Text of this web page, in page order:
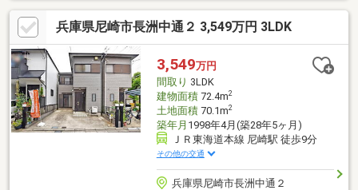
換・白蟻点検他■□■周辺環境■□■マクドナルド 2号線尼崎店まで徒
歩１２分大物公園まで徒歩１４分サンディ 尼崎長洲店まで徒歩４
分スーパーマルハチ 金楽寺店まで徒歩１０分業務スーパー 尼崎杭
瀬店まで徒歩１２分ローソン 尼崎長洲西通二丁目店まで徒歩７分
◇清和小学校まで徒歩６分◇小田中学校まで徒歩６分
兵庫県尼崎市長洲中通２ 3,549万円 3LDK
3,549万円
間取り 3LDK
建物面積72.4m2
土地面積70.1m2
築年月 1998年4月(築28年5ヶ月)
ＪＲ東海道本線 尼崎駅 徒歩9分
その他の交通
兵庫県尼崎市長洲中通２